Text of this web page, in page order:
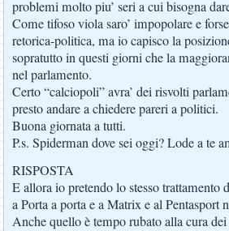
problemi molto piu’ seri a cui bisogna
Come tifoso viola saro’ impopolare e
retorica-politica, ma io capisco la
sopratutto in questi giorni che la
nel parlamento.
Certo “calciopoli” avra’ dei risvolti
presto andare a chiedere pareri a politici.
Buona giornata a tutti.
P.s. Spiderman dove sei oggi? Lode a te
RISPOSTA
E allora io pretendo lo stesso trattamento
a Porta a porta e a Matrix e al Pentasport
Anche quello è tempo rubato alla cura